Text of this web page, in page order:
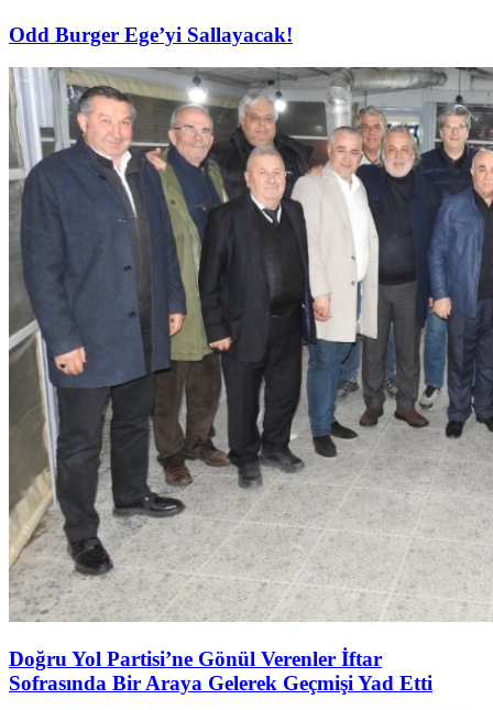
Odd Burger Ege’yi Sallayacak!
Doğru Yol Partisi’ne Gönül Verenler İftar
Sofrasında Bir Araya Gelerek Geçmişi Yad Etti